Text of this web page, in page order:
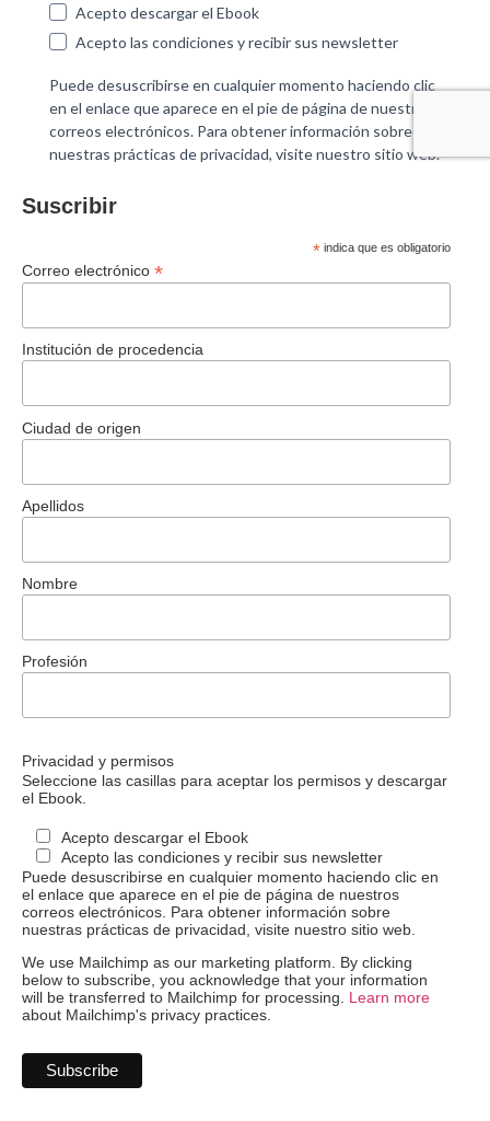
Suscribir
*indica que es obligatorio
Correo electrónico *
Institución de procedencia
Ciudad de origen
Apellidos
Nombre
Profesión
Privacidad y permisos
Seleccione las casillas para aceptar los permisos y descargar
el Ebook.
Acepto descargar el Ebook
Acepto las condiciones y recibir sus newsletter
Puede desuscribirse en cualquier momento haciendo clic en
el enlace que aparece en el pie de página de nuestros
correos electrónicos. Para obtener información sobre
nuestras prácticas de privacidad, visite nuestro sitio web.
We use Mailchimp as our marketing platform. By clicking
below to subscribe, you acknowledge that your information
will be transferred to Mailchimp for processing. Learn more
about Mailchimp's privacy practices.